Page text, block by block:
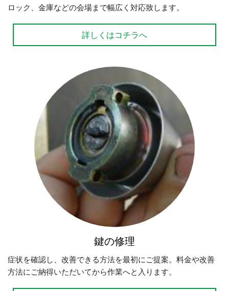
ロック、金庫などの会場まで幅広く対応致します。
詳しくはコチラへ
鍵の修理
症状を確認し、改善できる方法を最初にご提案。料金や改善
方法にご納得いただいてから作業へと入ります。